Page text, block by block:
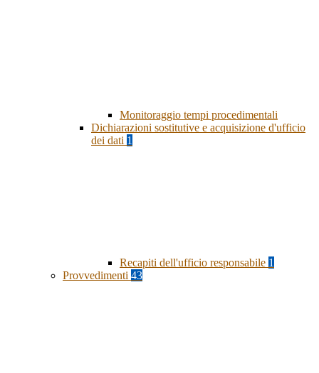
Monitoraggio tempi procedimentali
Dichiarazioni sostitutive e acquisizione d'ufficio
dei dati 1
Recapiti dell'ufficio responsabile 1
Provvedimenti 43